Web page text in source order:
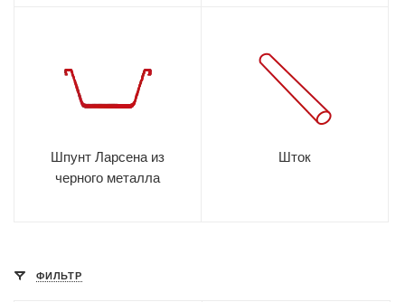
Шпунт Ларсена из
черного металла
Шток
ФИЛЬТР